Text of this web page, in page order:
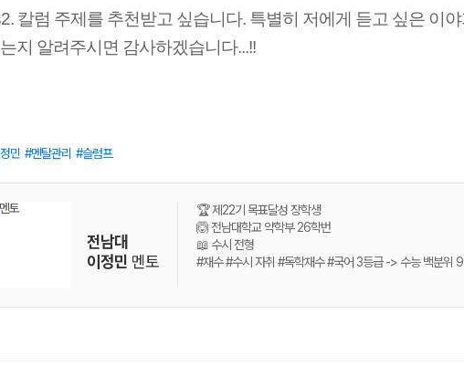
칼럼 주제를 추천받고 싶습니다. 특별히 저에게 듣고 싶은 이
지 알려주시면 감사하겠습니다...!!
민 멘탈관리 슬럼프
전남대
이정민 멘토
🏆 제22기 목표달성 장학생
🙆 전남대학교 약학부 26학번
📖 수시 전형
#재수 #수시 자취 #독학재수 #국어 3등급 -> 수능 백분위